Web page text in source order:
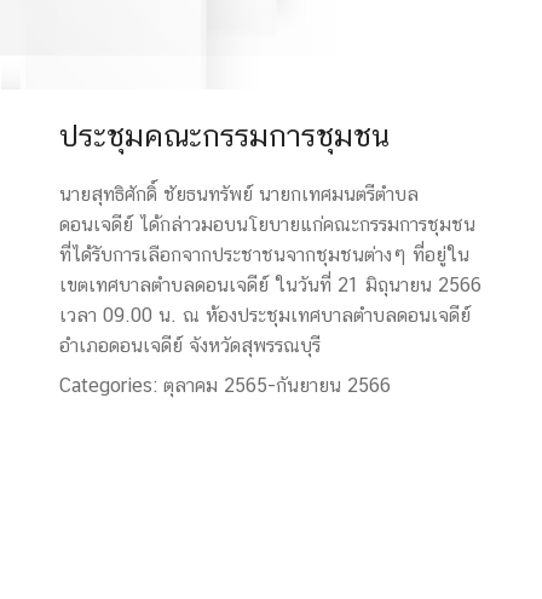
ประชุมคณะกรรมการชุมชน
นายสุทธิศักดิ์ ชัยธนทรัพย์ นายกเทศมนตรีตำบล
ดอนเจดีย์ ได้กล่าวมอบนโยบายแก่คณะกรรมการชุมชน
ที่ได้รับการเลือกจากประชาชนจากชุมชนต่างๆ ที่อยู่ใน
เขตเทศบาลตำบลดอนเจดีย์ ในวันที่ 21 มิถุนายน 2566
เวลา 09.00 น. ณ ห้องประชุมเทศบาลตำบลดอนเจดีย์
อำเภอดอนเจดีย์ จังหวัดสุพรรณบุรี
Categories: ตุลาคม 2565-กันยายน 2566